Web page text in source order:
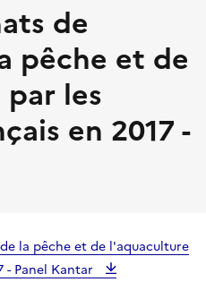
de
pêche et de
les
en 2017 -
la pêche et de l'aquaculture
- Panel Kantar